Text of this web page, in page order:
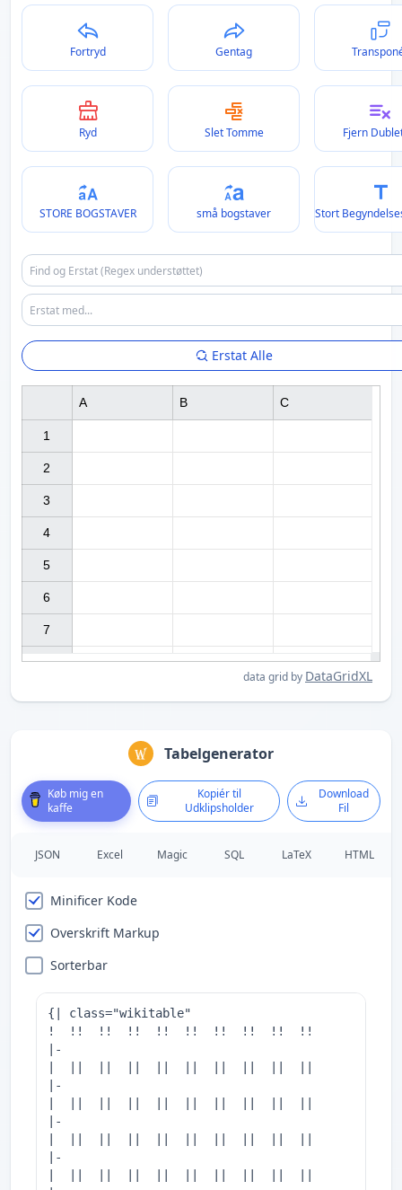
Fortryd Gentag
Ryd Slet Tomme Fjern
STORE BOGSTAVER små bogstaver Stort
Erstat Alle
data grid by DataGridXL
1
2
3
4
5
6
7
A B C
Tabelgenerator
Køb mig en
kaffe
Kopiér til
Udklipsholder
Download
Fil
JSON Excel Magic SQL LaTeX HTML
Minificer Kode
Overskrift Markup
Sorterbar